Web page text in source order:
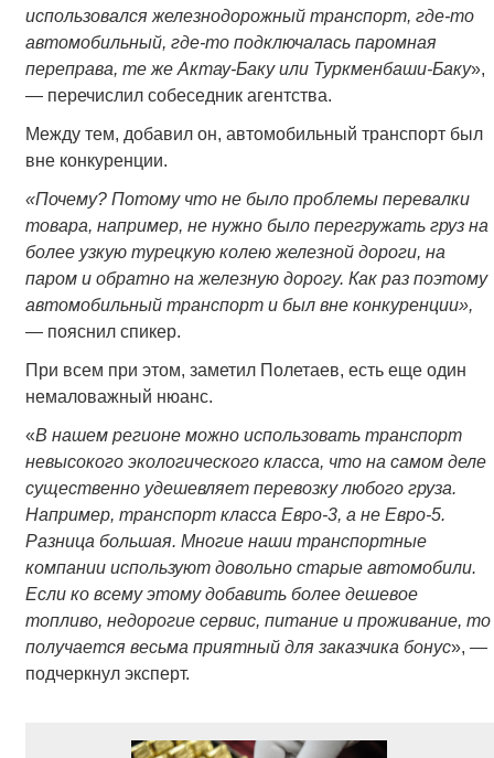
использовался железнодорожный транспорт, где-то
автомобильный, где-то подключалась паромная
переправа, те же Актау-Баку или Туркменбаши-Баку»,
— перечислил собеседник агентства.
Между тем, добавил он, автомобильный транспорт был
вне конкуренции.
«Почему? Потому что не было проблемы перевалки
товара, например, не нужно было перегружать груз на
более узкую турецкую колею железной дороги, на
паром и обратно на железную дорогу. Как раз поэтому
автомобильный транспорт и был вне конкуренции»,
—пояснил спикер.
При всем при этом, заметил Полетаев, есть еще один
немаловажный нюанс.
«В нашем регионе можно использовать транспорт
невысокого экологического класса, что на самом деле
существенно удешевляет перевозку любого груза.
Например, транспорт класса Евро-3, а не Евро-5.
Разница большая. Многие наши транспортные
компании используют довольно старые автомобили.
Если ко всему этому добавить более дешевое
топливо, недорогие сервис, питание и проживание, то
получается весьма приятный для заказчика бонус», —
подчеркнул эксперт.